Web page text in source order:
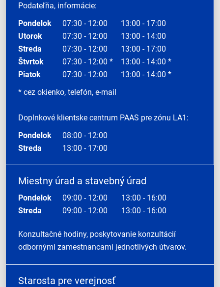
Podateľňa, informácie:
Pondelok
07:30 - 12:00
13:00 - 17:00
Utorok
07:30 - 12:00
13:00 - 14:00
Streda
07:30 - 12:00
13:00 - 17:00
Štvrtok
07:30 - 12:00 *
13:00 - 14:00 *
Piatok
07:30 - 12:00
13:00 - 14:00 *
* cez okienko, telefón, e-mail
Doplnkové klientske centrum PAAS pre zónu LA1:
Pondelok
08:00 - 12:00
Streda
13:00 - 17:00
Miestny úrad a stavebný úrad
Pondelok 09:00 - 12:00
13:00 - 16:00
Streda
09:00 - 12:00 13:00 - 16:00
Konzultačné hodiny, poskytovanie konzultácií
odbornými zamestnancami jednotlivých útvarov.
Starosta pre verejnosť